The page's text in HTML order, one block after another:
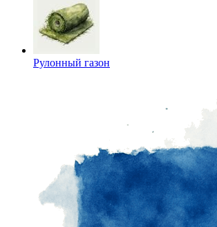
Рулонный газон